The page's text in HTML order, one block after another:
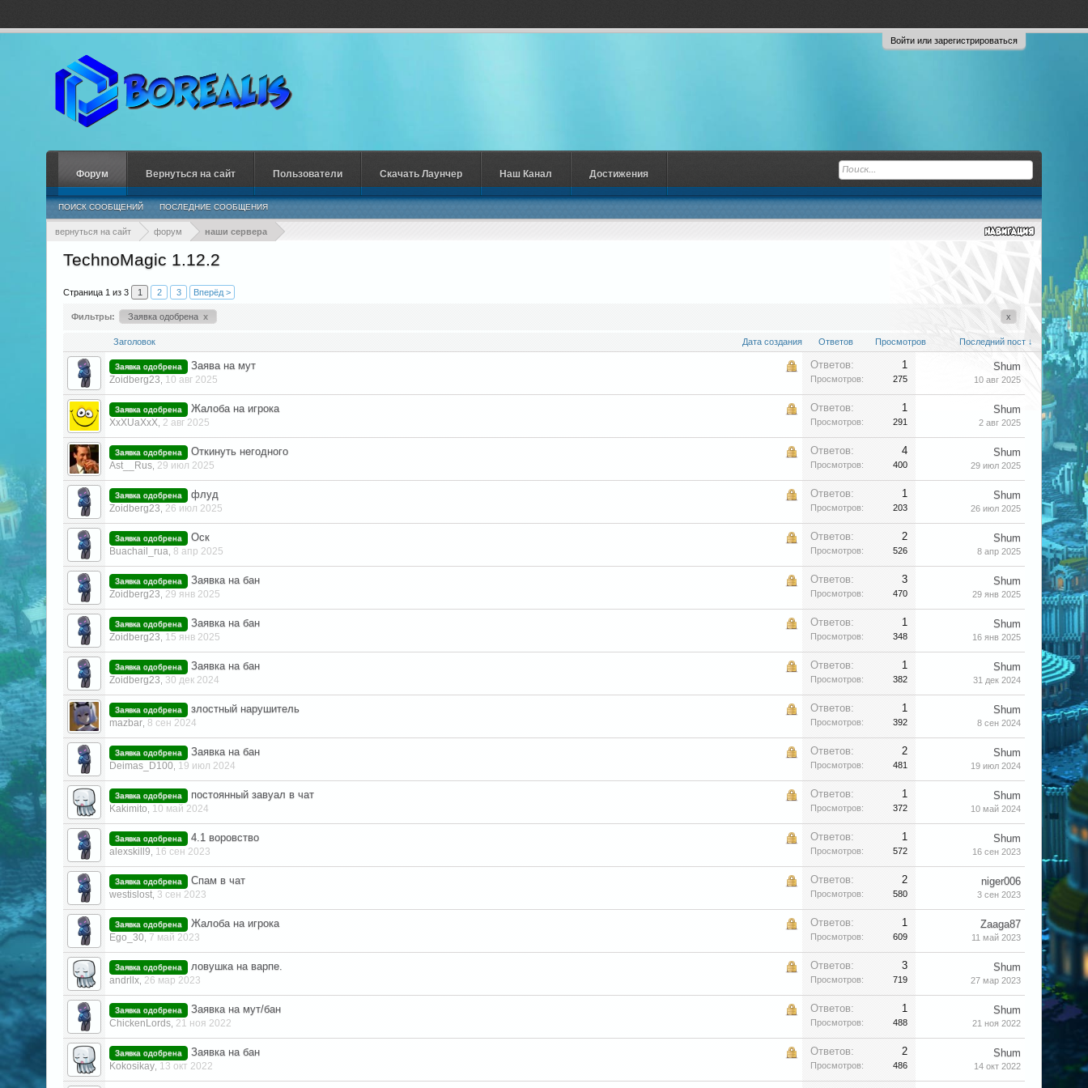
Войти или зарегистрироваться
вернуться на сайт форум наши сервера
TechnoMagic 1.12.2
Страница 1 из 3 1 2 3 Вперёд >
Фильтры: Заявка одобрена x x
Заголовок Дата создания Ответов Просмотров Последний пост ↓
Заявка одобрена Заява на мут
Zoidberg23 10 авг 2025
Ответов: 1
Просмотров: 275
Shum
10 авг 2025
Заявка одобрена Жалоба на игрока
XxXUaXxX 2 авг 2025
Ответов: 1
Просмотров: 291
Shum
2 авг 2025
Заявка одобрена Откинуть негодного
Ast__Rus 29 июл 2025
Ответов: 4
Просмотров: 400
Shum
29 июл 2025
Заявка одобрена флуд
Zoidberg23 26 июл 2025
Ответов: 1
Просмотров: 203
Shum
26 июл 2025
Заявка одобрена Оск
Buachail_rua 8 апр 2025
Ответов: 2
Просмотров: 526
Shum
8 апр 2025
Заявка одобрена Заявка на бан
Zoidberg23 29 янв 2025
Ответов: 3
Просмотров: 470
Shum
29 янв 2025
Заявка одобрена Заявка на бан
Zoidberg23 15 янв 2025
Ответов: 1
Просмотров: 348
Shum
16 янв 2025
Заявка одобрена Заявка на бан
Zoidberg23 30 дек 2024
Ответов: 1
Просмотров: 382
Shum
31 дек 2024
Заявка одобрена злостный нарушитель
mazbar 8 сен 2024
Ответов: 1
Просмотров: 392
Shum
8 сен 2024
Заявка одобрена Заявка на бан
Deimas_D100 19 июл 2024
Ответов: 2
Просмотров: 481
Shum
19 июл 2024
Заявка одобрена постоянный завуал в чат
Kakimito 10 май 2024
Ответов: 1
Просмотров: 372
Shum
10 май 2024
Заявка одобрена 4.1 воровство
alexskill9 16 сен 2023
Ответов: 1
Просмотров: 572
Shum
16 сен 2023
Заявка одобрена Спам в чат
westislost 3 сен 2023
Ответов: 2
Просмотров: 580
niger006
3 сен 2023
Заявка одобрена Жалоба на игрока
Ego_30 7 май 2023
Ответов: 1
Просмотров: 609
Zaaga87
11 май 2023
Заявка одобрена ловушка на варпе.
andrllx 26 мар 2023
Ответов: 3
Просмотров: 719
Shum
27 мар 2023
Заявка одобрена Заявка на мут/бан
ChickenLords 21 ноя 2022
Ответов: 1
Просмотров: 488
Shum
21 ноя 2022
Заявка одобрена Заявка на бан
Kokosikay 13 окт 2022
Ответов: 2
Просмотров: 486
Shum
14 окт 2022
Форум
ПОИСК СООБЩЕНИЙ ПОСЛЕДНИЕ СООБЩЕНИЯ
Вернуться на сайт Пользователи Скачать Лаунчер Наш Канал Достижения